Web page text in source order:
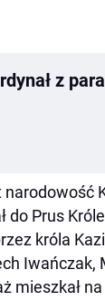
z
do Prus
króla
Iwańczak,
mieszkał